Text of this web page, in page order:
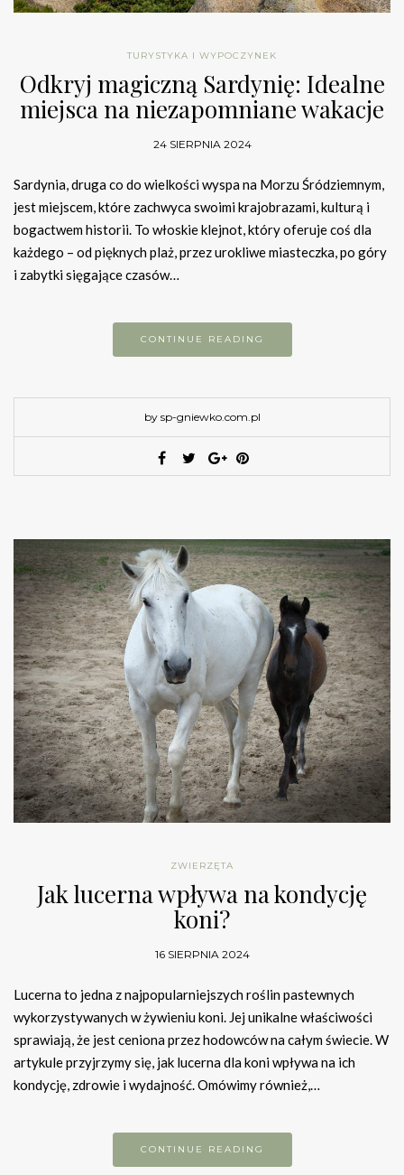
TURYSTYKA I WYPOCZYNEK
Odkryj magiczną Sardynię: Idealne
miejsca na niezapomniane wakacje
24 SIERPNIA 2024
Sardynia, druga co do wielkości wyspa na Morzu Śródziemnym,
jest miejscem, które zachwyca swoimi krajobrazami, kulturą i
bogactwem historii. To włoskie klejnot, który oferuje coś dla
każdego – od pięknych plaż, przez urokliwe miasteczka, po góry
i zabytki sięgające czasów…
CONTINUE READING
by sp-gniewko.com.pl
ZWIERZĘTA
Jak lucerna wpływa na kondycję
koni?
16 SIERPNIA 2024
Lucerna to jedna z najpopularniejszych roślin pastewnych
wykorzystywanych w żywieniu koni. Jej unikalne właściwości
sprawiają, że jest ceniona przez hodowców na całym świecie. W
artykule przyjrzymy się, jak lucerna dla koni wpływa na ich
kondycję, zdrowie i wydajność. Omówimy również,…
CONTINUE READING